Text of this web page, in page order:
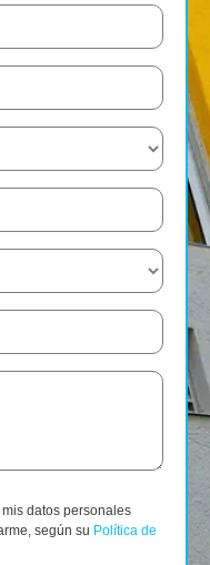
mis datos personales
según su Política de